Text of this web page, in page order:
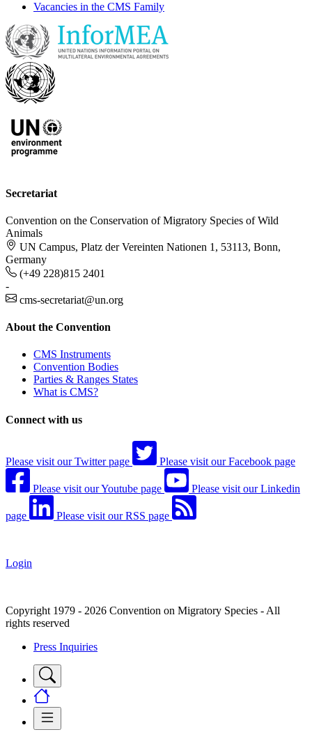
Vacancies in the CMS Family
Secretariat
Convention on the Conservation of Migratory Species of Wild
Animals
UN Campus, Platz der Vereinten Nationen 1, 53113, Bonn,
Germany
(+49 228)815 2401
-
cms-secretariat@un.org
About the Convention
CMS Instruments
Convention Bodies
Parties & Ranges States
What is CMS?
Connect with us
Please visit our Twitter page Please visit our Facebook page
Please visit our Youtube page Please visit our Linkedin
page Please visit our RSS page
Login
Copyright 1979 - 2026 Convention on Migratory Species - All
rights reserved
Press Inquiries